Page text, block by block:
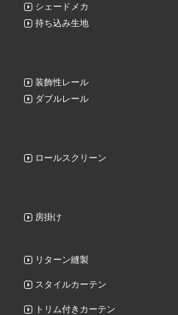
シェードメカ
持ち込み生地
装飾性レール
ダブルレール
ロールスクリーン
房掛け
リターン縫製
スタイルカーテン
トリム付きカーテン